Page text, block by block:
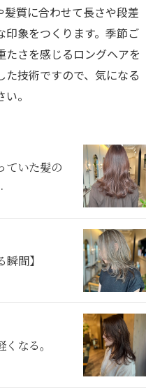
質に合わせて長さや段差
印象をつくります。季節ご
たさを感じるロングヘアを
技術ですので、気になる
。
ていた髪の
瞬間】
なる。